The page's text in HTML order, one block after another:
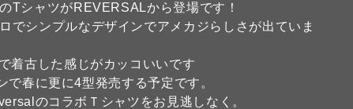
TシャツがREVERSALから登場です！
でシンプルなデザインでアメカジらしさが出ていま
着古した感じがカッコいいです
春に更に4型発売する予定です。
のコラボＴシャツをお見逃しなく。